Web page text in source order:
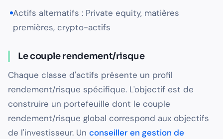
Actifs alternatifs : Private equity, matières
premières, crypto-actifs
Le couple rendement/risque
Chaque classe d'actifs présente un profil
rendement/risque spécifique. L'objectif est de
construire un portefeuille dont le couple
rendement/risque global correspond aux objectifs
de l'investisseur. Un conseiller en gestion de